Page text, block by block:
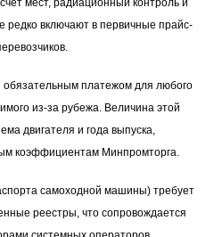
мест, радиационный контроль и
редко включают в первичные прайс-
платежом для любого
из-за рубежа. Величина этой
двигателя и года выпуска,
коэффициентам Минпромторга.
самоходной машины) требует
реестры, что сопровождается